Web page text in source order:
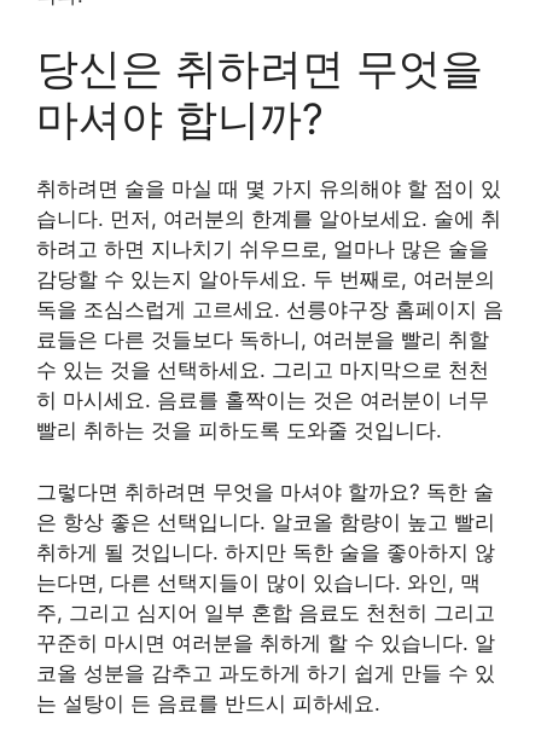
당신은 취하려면 무엇을
마셔야 합니까?
취하려면 술을 마실 때 몇 가지 유의해야 할 점이 있
습니다. 먼저, 여러분의 한계를 알아보세요. 술에 취
하려고 하면 지나치기 쉬우므로, 얼마나 많은 술을
감당할 수 있는지 알아두세요. 두 번째로, 여러분의
독을 조심스럽게 고르세요. 선릉야구장 홈페이지 음
료들은 다른 것들보다 독하니, 여러분을 빨리 취할
수 있는 것을 선택하세요. 그리고 마지막으로 천천
히 마시세요. 음료를 홀짝이는 것은 여러분이 너무
빨리 취하는 것을 피하도록 도와줄 것입니다.
그렇다면 취하려면 무엇을 마셔야 할까요? 독한 술
은 항상 좋은 선택입니다. 알코올 함량이 높고 빨리
취하게 될 것입니다. 하지만 독한 술을 좋아하지 않
는다면, 다른 선택지들이 많이 있습니다. 와인, 맥
주, 그리고 심지어 일부 혼합 음료도 천천히 그리고
꾸준히 마시면 여러분을 취하게 할 수 있습니다. 알
코올 성분을 감추고 과도하게 하기 쉽게 만들 수 있
는 설탕이 든 음료를 반드시 피하세요.